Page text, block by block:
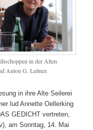
in der Alten
Anton G. Leitner.
in ihre Alte Seilerei
lud Annette Oellerking
GEDICHT vertreten,
am Sonntag, 14. Mai